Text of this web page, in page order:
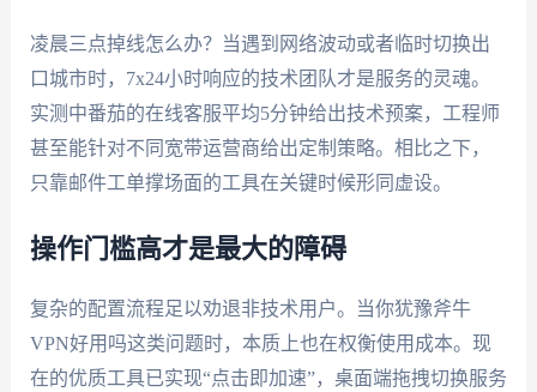
凌晨三点掉线怎么办？当遇到网络波动或者临时切换出
口城市时，7x24小时响应的技术团队才是服务的灵魂。
实测中番茄的在线客服平均5分钟给出技术预案，工程师
甚至能针对不同宽带运营商给出定制策略。相比之下，
只靠邮件工单撑场面的工具在关键时候形同虚设。
操作门槛高才是最大的障碍
复杂的配置流程足以劝退非技术用户。当你犹豫斧牛
VPN好用吗这类问题时，本质上也在权衡使用成本。现
在的优质工具已实现“点击即加速”，桌面端拖拽切换服务